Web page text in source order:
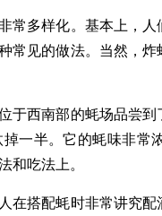
多样化。基本上，人
常见的做法。当然，
西南部的蚝场品尝到
一半。它的蚝味非常
和吃法上。
搭配蚝时非常讲究配